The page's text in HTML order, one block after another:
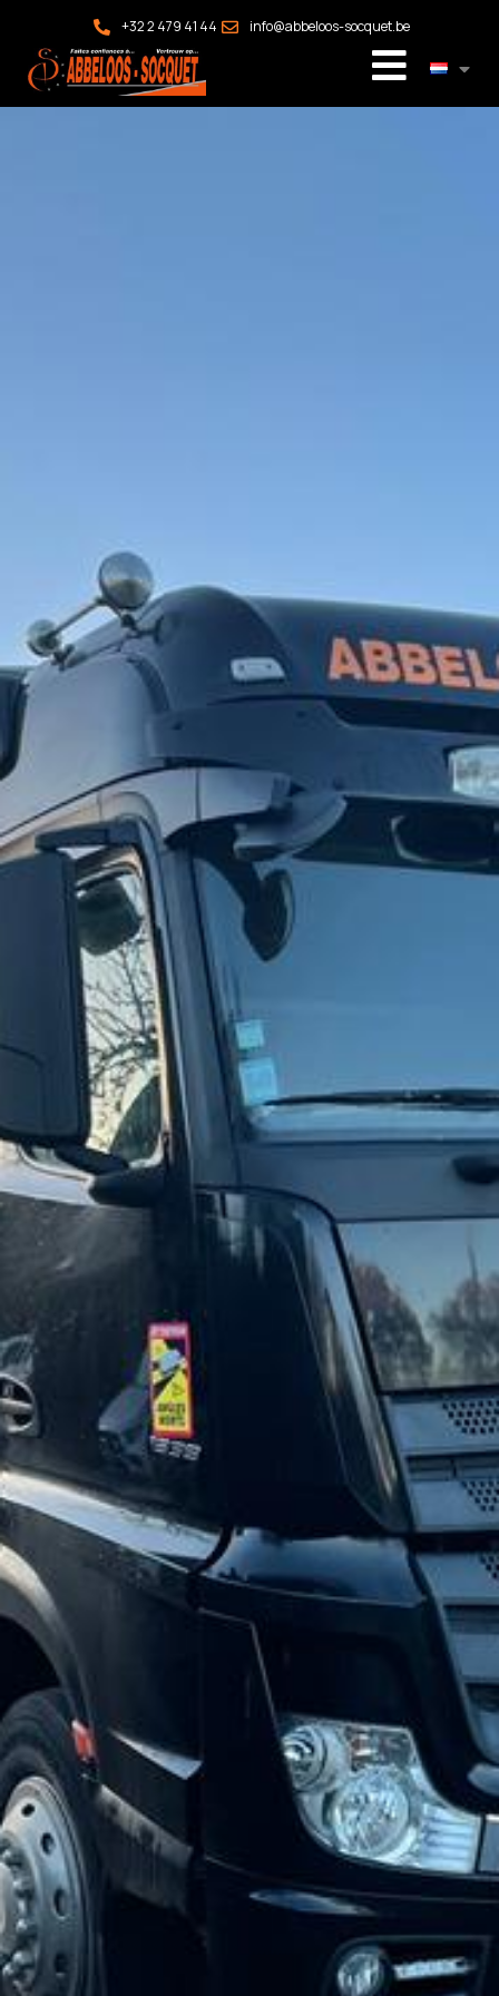
+32 2 479 41 44 info@abbeloos-socquet.be